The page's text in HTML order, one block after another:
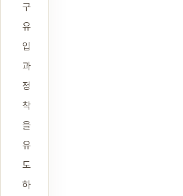
구
유
입
과
정
착
을
유
도
하